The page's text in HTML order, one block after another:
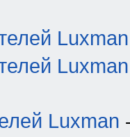
Luxman
Luxman
Luxman